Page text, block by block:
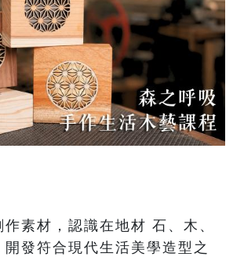
素材，認識在地材 石、木、
發符合現代生活美學造型之